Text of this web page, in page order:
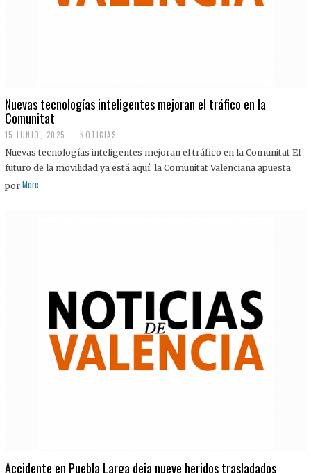
Nuevas tecnologías inteligentes mejoran el tráfico en la
Comunitat
15 JUNIO, 2025 NOTICIAS
Nuevas tecnologías inteligentes mejoran el tráfico en la Comunitat El
futuro de la movilidad ya está aquí: la Comunitat Valenciana apuesta
por More
Accidente en Puebla Larga deja nueve heridos trasladados